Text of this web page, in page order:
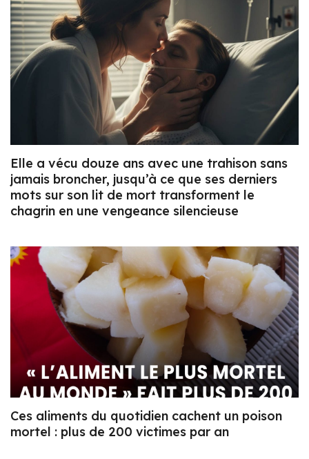
Elle a vécu douze ans avec une trahison sans
jamais broncher, jusqu’à ce que ses derniers
mots sur son lit de mort transforment le
chagrin en une vengeance silencieuse
Ces aliments du quotidien cachent un poison
mortel : plus de 200 victimes par an